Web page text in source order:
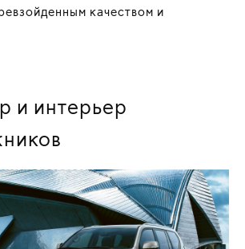
качеством и
и интерьер